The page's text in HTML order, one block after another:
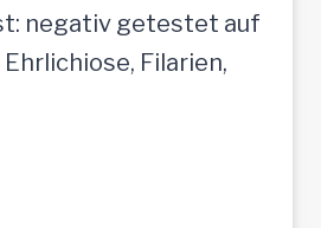
negativ getestet auf
Filarien,